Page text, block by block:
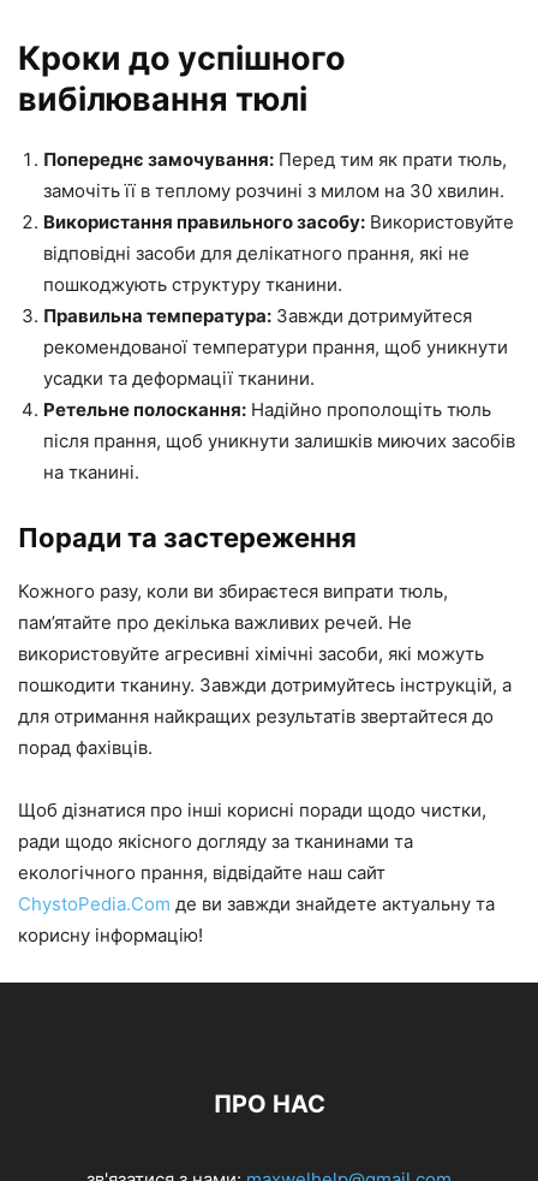
Кроки до успішного
вибілювання тюлі
Попереднє замочування: Перед тим як прати тюль,
замочіть її в теплому розчині з милом на 30 хвилин.
Використання правильного засобу: Використовуйте
відповідні засоби для делікатного прання, які не
пошкоджують структуру тканини.
Правильна температура: Завжди дотримуйтеся
рекомендованої температури прання, щоб уникнути
усадки та деформації тканини.
Ретельне полоскання: Надійно прополощіть тюль
після прання, щоб уникнути залишків миючих засобів
на тканині.
Поради та застереження
Кожного разу, коли ви збираєтеся випрати тюль,
пам’ятайте про декілька важливих речей. Не
використовуйте агресивні хімічні засоби, які можуть
пошкодити тканину. Завжди дотримуйтесь інструкцій, а
для отримання найкращих результатів звертайтеся до
порад фахівців.
Щоб дізнатися про інші корисні поради щодо чистки,
ради щодо якісного догляду за тканинами та
екологічного прання, відвідайте наш сайт
ChystoPedia.Com де ви завжди знайдете актуальну та
корисну інформацію!
ПРО НАС